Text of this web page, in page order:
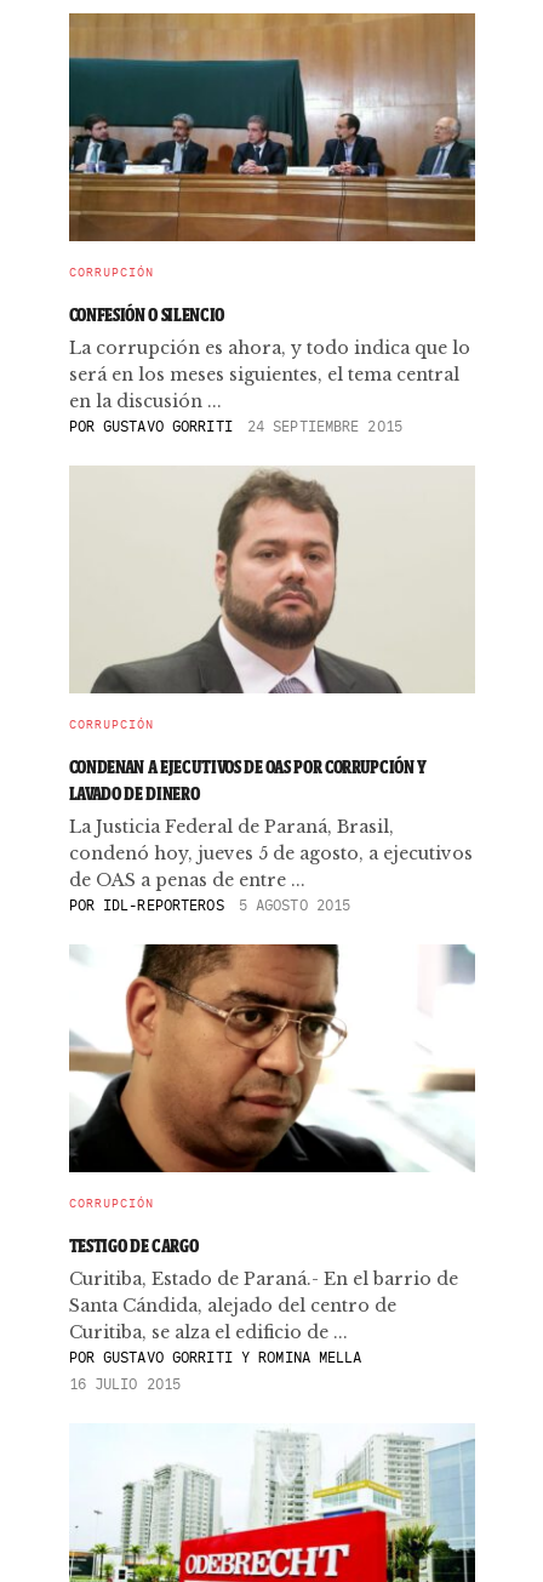
CORRUPCIÓN
CONFESIÓN O SILENCIO
La corrupción es ahora, y todo indica que lo
será en los meses siguientes, el tema central
en la discusión ...
POR GUSTAVO GORRITI 24 SEPTIEMBRE 2015
CORRUPCIÓN
CONDENAN A EJECUTIVOS DE OAS POR CORRUPCIÓN Y
LAVADO DE DINERO
La Justicia Federal de Paraná, Brasil,
condenó hoy, jueves 5 de agosto, a ejecutivos
de OAS a penas de entre ...
POR IDL-REPORTEROS 5 AGOSTO 2015
CORRUPCIÓN
TESTIGO DE CARGO
Curitiba, Estado de Paraná.- En el barrio de
Santa Cándida, alejado del centro de
Curitiba, se alza el edificio de ...
PORGUSTAVO GORRITI Y ROMINA MELLA
16 JULIO 2015